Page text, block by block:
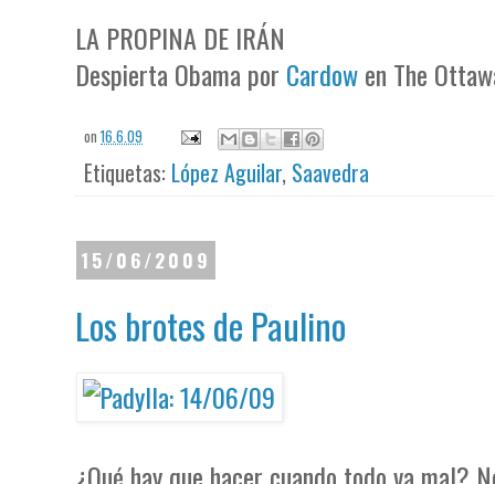
LA PROPINA DE IRÁN
Despierta Obama por Cardowen The
on16.6.09
Etiquetas: López Aguilar, Saavedra
15/06/2009
Los brotes de Paulino